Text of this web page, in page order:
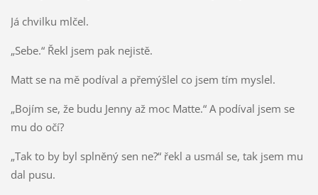
Já chvilku mlčel.
„Sebe.“ Řekl jsem pak nejistě.
Matt se na mě podíval a přemýšlel co jsem tím myslel.
„Bojím se, že budu Jenny až moc Matte.“ A podíval jsem se
mu do očí?
„Tak to by byl splněný sen ne?“ řekl a usmál se, tak jsem mu
dal pusu.